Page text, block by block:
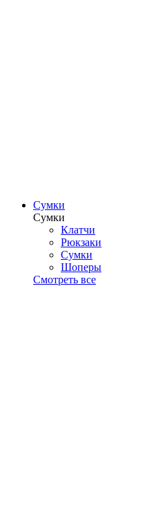
Сумки
Сумки
Клатчи
Рюкзаки
Сумки
Шоперы
Смотреть все